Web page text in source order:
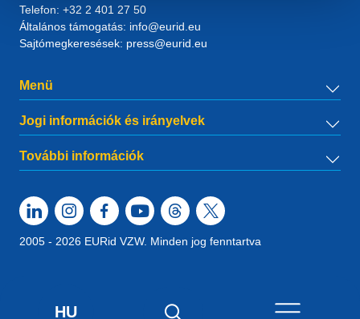
HU
Telefon: +32 2 401 27 50
Általános támogatás: info@eurid.eu
Sajtómegkeresések: press@eurid.eu
Menü
Jogi információk és irányelvek
További információk
2005 - 2026 EURid VZW. Minden jog fenntartva